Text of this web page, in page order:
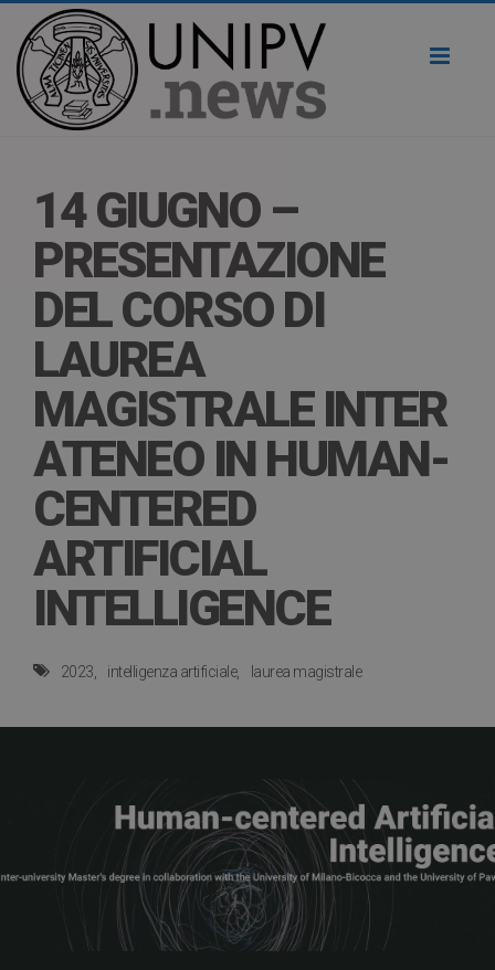
14 GIUGNO –
PRESENTAZIONE
DEL CORSO DI
LAUREA
MAGISTRALE INTER
ATENEO IN HUMAN-
CENTERED
ARTIFICIAL
INTELLIGENCE
2023 intelligenza artificiale laurea magistrale